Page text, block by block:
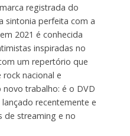
registrada do
sintonia perfeita com a
2021 é conhecida
inspiradas no
um repertório que
nacional e
novo trabalho: é o DVD
lançado recentemente e
de streaming e no